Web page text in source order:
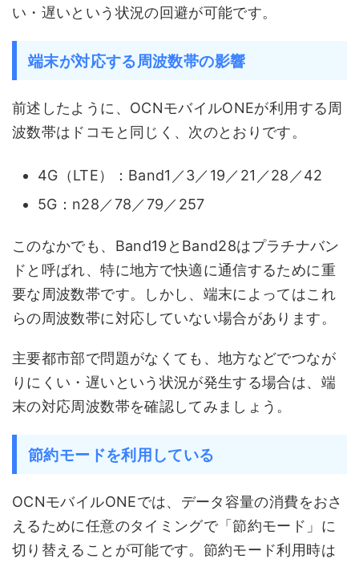
い・遅いという状況の回避が可能です。
端末が対応する周波数帯の影響
前述したように、OCNモバイルONEが利用する周
波数帯はドコモと同じく、次のとおりです。
4G（LTE）：Band1／3／19／21／28／42
5G：n28／78／79／257
このなかでも、Band19とBand28はプラチナバン
ドと呼ばれ、特に地方で快適に通信するために重
要な周波数帯です。しかし、端末によってはこれ
らの周波数帯に対応していない場合があります。
主要都市部で問題がなくても、地方などでつなが
りにくい・遅いという状況が発生する場合は、端
末の対応周波数帯を確認してみましょう。
節約モードを利用している
OCNモバイルONEでは、データ容量の消費をおさ
えるために任意のタイミングで「節約モード」に
切り替えることが可能です。節約モード利用時は